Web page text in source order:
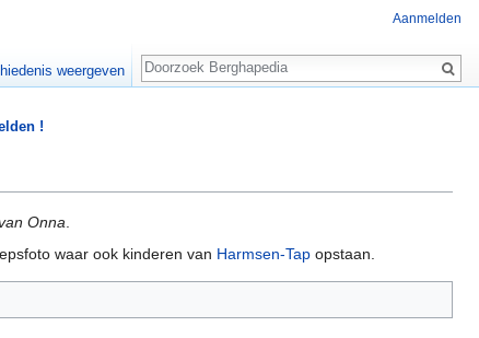
!
Onna.
waar ook kinderen van Harmsen-Tap opstaan.
Aanmelden
weergeven
Zoeken